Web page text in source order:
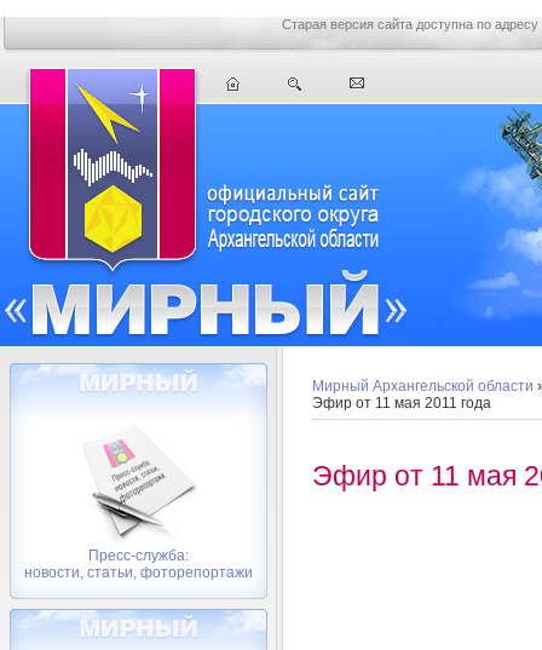
Старая версия сайта доступна по адресу
Пресс-служба:
новости, статьи, фоторепортажи
Мирный Архангельской области
Эфир от 11 мая 2011 года
Эфир от 11 мая